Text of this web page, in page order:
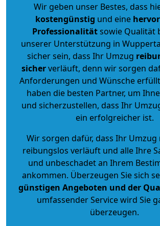
Wir geben unser Bestes, dass
kostengünstig und eine
Professionalitätsowie Qualität
unserer Unterstützung in
sicher sein, dass Ihr Umzug
sicherverläuft, denn wir sorgen
Anforderungen und Wünsche
haben die besten Partner, um
und sicherzustellen, dass Ihr
ein erfolgreicher ist.
Wir sorgen dafür, dass Ihr Umzug
reibungslos verläuft und alle Ihre
und unbeschadet an Ihrem
ankommen. Überzeugen Sie sich
günstigen Angeboten und der
umfassender Service wird Sie
überzeugen.